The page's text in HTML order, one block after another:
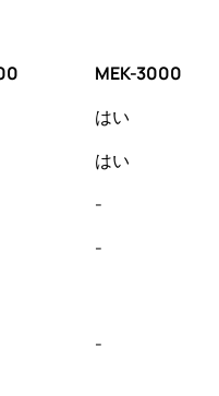
MEK-3000
はい
はい
-
-
-